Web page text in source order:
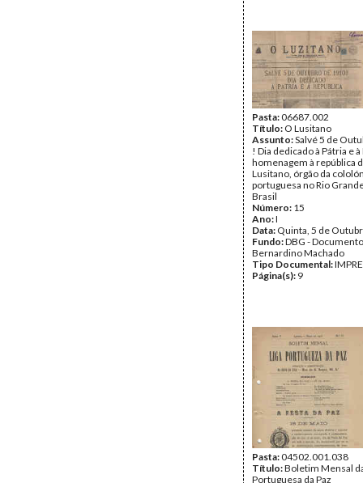
Pasta:06687.002
Título: O Lusitano
Assunto:Salvé 5 de
! Dia dedicado à Pátria e à
homenagem à república
Lusitano, órgão da
portuguesa no Rio
Brasil
Número: 15
Ano:I
Data: Quinta, 5 de
Fundo:DBG -
Bernardino Machado
Tipo Documental:
Página(s): 9
Pasta:04502.001.038
Título:Boletim Mensal
Portuguesa da Paz